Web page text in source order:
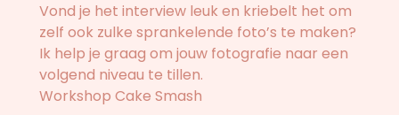
Vond je het interview leuk en kriebelt het om
zelf ook zulke sprankelende foto’s te maken?
Ik help je graag om jouw fotografie naar een
volgend niveau te tillen.
Workshop Cake Smash